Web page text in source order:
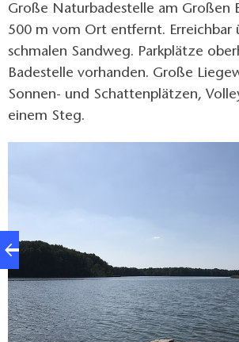
Große Naturbadestelle am Großen
500 m vom Ort entfernt. Erreichbar
schmalen Sandweg. Parkplätze
Badestelle vorhanden. Große
Sonnen- und Schattenplätzen,
einem Steg.